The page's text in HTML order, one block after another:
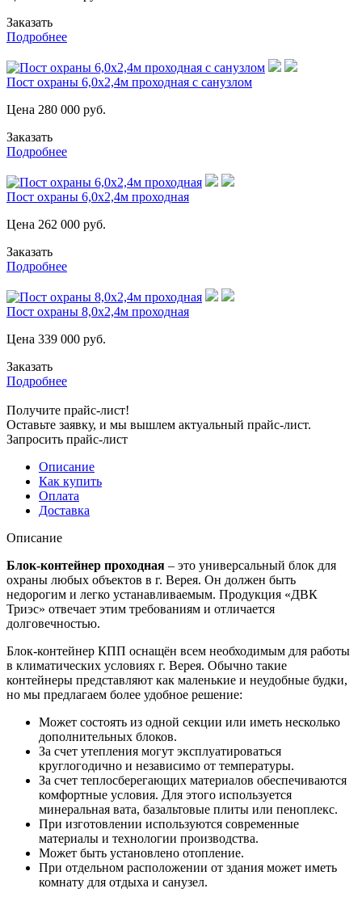
Заказать
Подробнее
Пост охраны 6,0х2,4м проходная с санузлом
Цена 280 000 руб.
Заказать
Подробнее
Пост охраны 6,0х2,4м проходная
Цена 262 000 руб.
Заказать
Подробнее
Пост охраны 8,0х2,4м проходная
Цена 339 000 руб.
Заказать
Подробнее
Получите прайс-лист!
Оставьте заявку, и мы вышлем актуальный прайс-лист.
Запросить прайс-лист
Описание
Как купить
Оплата
Доставка
Описание
Блок-контейнер проходная – это универсальный блок для
охраны любых объектов в г. Верея. Он должен быть
недорогим и легко устанавливаемым. Продукция «ДВК
Триэс» отвечает этим требованиям и отличается
долговечностью.
Блок-контейнер КПП оснащён всем необходимым для работы
в климатических условиях г. Верея. Обычно такие
контейнеры представляют как маленькие и неудобные будки,
но мы предлагаем более удобное решение:
Может состоять из одной секции или иметь несколько
дополнительных блоков.
За счет утепления могут эксплуатироваться
круглогодично и независимо от температуры.
За счет теплосберегающих материалов обеспечиваются
комфортные условия. Для этого используется
минеральная вата, базальтовые плиты или пеноплекс.
При изготовлении используются современные
материалы и технологии производства.
Может быть установлено отопление.
При отдельном расположении от здания может иметь
комнату для отдыха и санузел.